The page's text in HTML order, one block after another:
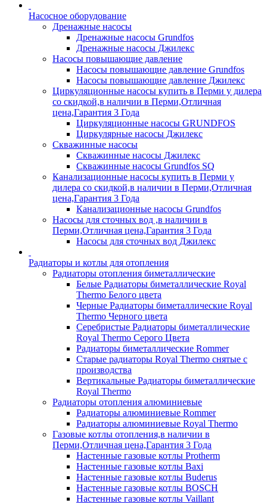
Насосное оборудование
Дренажные насосы
Дренажные насосы Grundfos
Дренажные насосы Джилекс
Насосы повышающие давление
Насосы повышающие давление Grundfos
Насосы повышающие давление Джилекс
Циркуляционные насосы купить в Перми у дилера
со скидкой,в наличии в Перми,Отличная
цена,Гарантия 3 Года
Циркуляционные насосы GRUNDFOS
Циркулярные насосы Джилекс
Скважинные насосы
Скважинные насосы Джилекс
Скважинные насосы Grundfos SQ
Канализационные насосы купить в Перми у
дилера со скидкой,в наличии в Перми,Отличная
цена,Гарантия 3 Года
Канализационные насосы Grundfos
Насосы для сточных вод ,в наличии в
Перми,Отличная цена,Гарантия 3 Года
Насосы для сточных вод Джилекс
Радиаторы и котлы для отопления
Радиаторы отопления биметаллические
Белые Радиаторы биметаллические Royal
Thermo Белого цвета
Черные Радиаторы биметаллические Royal
Thermo Черного цвета
Серебристые Радиаторы биметаллические
Royal Thermo Серого Цвета
Радиаторы биметаллические Rommer
Старые радиаторы Royal Thermo снятые с
производства
Вертикальные Радиаторы биметаллические
Royal Thermo
Радиаторы отопления алюминиевые
Радиаторы алюминиевые Rommer
Радиаторы алюминиевые Royal Thermo
Газовые котлы отопления,в наличии в
Перми,Отличная цена,Гарантия 3 Года
Настенные газовые котлы Protherm
Настенные газовые котлы Baxi
Настенные газовые котлы Buderus
Настенные газовые котлы BOSCH
Настенные газовые котлы Vaillant